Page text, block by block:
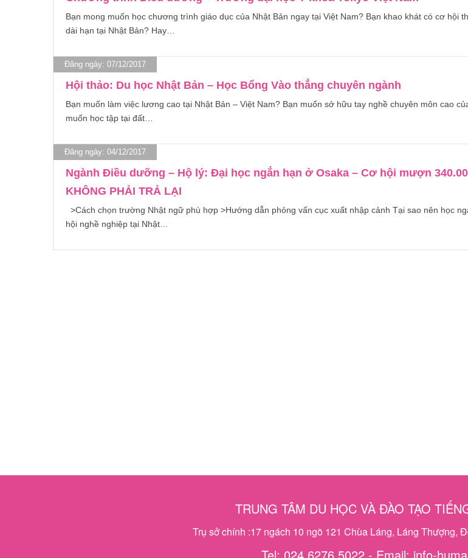
Bạn mong muốn học chương trình giáo dục của Nhật Bản ngay tại Việt Nam? Bạn khao khát có cơ hội
dài hạn tại Nhật Bản? Hay…
Đăng ngày: 07/12/2017
Hội thảo: Du học Nhật Bản – Học Bổng Vào thẳng chuyên ngành
Bạn muốn làm việc lương cao tại Nhật Bản – Việt Nam? Bạn muốn sở hữu tay nghề chuyên môn cao
muốn học tập tại đất…
Đăng ngày: 04/12/2017
Ngành Điều dưỡng – Hộ lý: Đại học ngắn hạn ở Osaka – Cơ hội mượn
KHÔNG PHẢI TRẢ LẠI
>Cách chọn trường Nhật ngữ phù hợp >Hướng dẫn phỏng vấn cục xuất nhập cảnh Tại sao nên học
hội nghề nghiệp tại Nhật…
TRUNG TÂM DU HỌC VÀ ĐÀO TẠO
Trụ sở chính :17 ngách 10 ngõ 121 Chùa Láng, Láng Thượng,